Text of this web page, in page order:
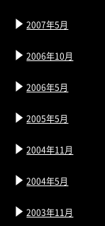
2007年5月
2006年10月
2006年5月
2005年5月
2004年11月
2004年5月
2003年11月